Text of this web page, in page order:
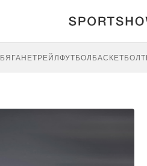
БЯГАНЕТРЕЙЛФУТБОЛ БАСКЕТБОЛ